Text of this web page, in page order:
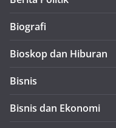
Biografi
Bioskop dan Hiburan
Bisnis
Bisnis dan Ekonomi